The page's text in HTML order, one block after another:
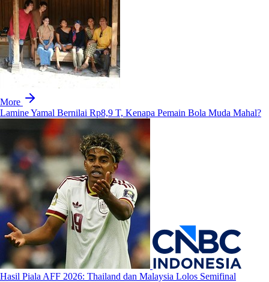
More
Lamine Yamal Bernilai Rp8,9 T, Kenapa Pemain Bola Muda Mahal?
Hasil Piala AFF 2026: Thailand dan Malaysia Lolos Semifinal